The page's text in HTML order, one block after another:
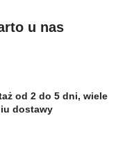
u nas
od 2 do 5 dni, wiele
dostawy